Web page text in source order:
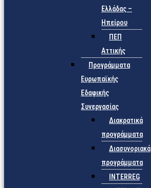
Ελλάδας –
Ηπείρου
ΠΕΠ
Αττικής
Προγράμματα
Ευρωπαϊκής
Εδαφικής
Συνεργασίας
Διακρατικά
προγράμματα
Διασυνοριακά
προγράμματα
INTERREG